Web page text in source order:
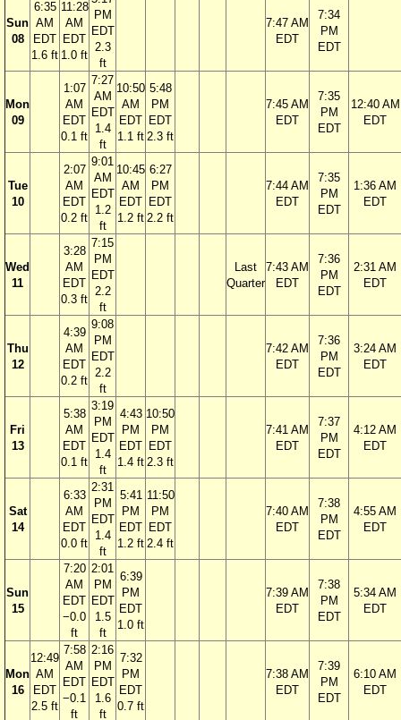
Sun
08
6:35
AM
EDT
1.6 ft
11:28
AM
EDT
1.0 ft
PM
EDT
2.3
ft
7:47 AM
EDT
7:34
PM
EDT
Mon
09
1:07
AM
EDT
0.1 ft
7:27
AM
EDT
1.4
ft
10:50
AM
EDT
1.1 ft
5:48
PM
EDT
2.3 ft
7:45 AM
EDT
7:35
PM
EDT
12:40 AM
EDT
Tue
10
2:07
AM
EDT
0.2 ft
9:01
AM
EDT
1.2
ft
10:45
AM
EDT
1.2 ft
6:27
PM
EDT
2.2 ft
7:44 AM
EDT
7:35
PM
EDT
1:36 AM
EDT
Wed
11
3:28
AM
EDT
0.3 ft
7:15
PM
EDT
2.2
ft
Last
Quarter
7:43 AM
EDT
7:36
PM
EDT
2:31 AM
EDT
Thu
12
4:39
AM
EDT
0.2 ft
9:08
PM
EDT
2.2
ft
7:42 AM
EDT
7:36
PM
EDT
3:24 AM
EDT
Fri
13
5:38
AM
EDT
0.1 ft
3:19
PM
EDT
1.4
ft
4:43
PM
EDT
1.4 ft
10:50
PM
EDT
2.3 ft
7:41 AM
EDT
7:37
PM
EDT
4:12 AM
EDT
Sat
14
6:33
AM
EDT
0.0 ft
2:31
PM
EDT
1.4
ft
5:41
PM
EDT
1.2 ft
11:50
PM
EDT
2.4 ft
7:40 AM
EDT
7:38
PM
EDT
4:55 AM
EDT
Sun
15
7:20
AM
EDT
−0.0
ft
2:01
PM
EDT
1.5
ft
6:39
PM
EDT
1.0 ft
7:39 AM
EDT
7:38
PM
EDT
5:34 AM
EDT
Mon
16
12:49
AM
EDT
2.5 ft
7:58
AM
EDT
−0.1
ft
2:16
PM
EDT
1.6
ft
7:32
PM
EDT
0.7 ft
7:38 AM
EDT
7:39
PM
EDT
6:10 AM
EDT